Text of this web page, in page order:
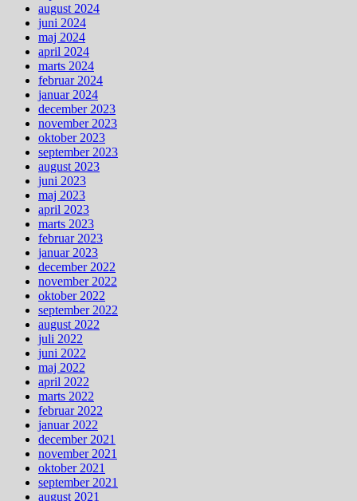
august 2024
juni 2024
maj 2024
april 2024
marts 2024
februar 2024
januar 2024
december 2023
november 2023
oktober 2023
september 2023
august 2023
juni 2023
maj 2023
april 2023
marts 2023
februar 2023
januar 2023
december 2022
november 2022
oktober 2022
september 2022
august 2022
juli 2022
juni 2022
maj 2022
april 2022
marts 2022
februar 2022
januar 2022
december 2021
november 2021
oktober 2021
september 2021
august 2021